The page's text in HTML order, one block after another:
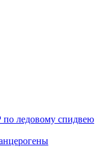
по ледовому спидвею